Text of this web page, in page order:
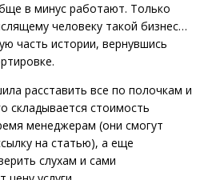
в минус работают. Только
человеку такой бизнес…
часть истории, вернувшись
расставить все по полочкам и
складывается стоимость
менеджерам (они смогут
на статью), а еще
слухам и сами